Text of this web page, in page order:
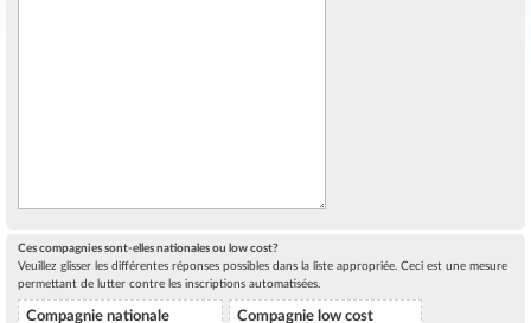
Ces compagnies sont-elles nationales ou low cost?
Veuillez glisser les différentes réponses possibles dans la liste appropriée. Ceci est une mesure
permettant de lutter contre les inscriptions automatisées.
Compagnie nationale Compagnie low cost